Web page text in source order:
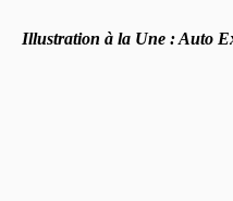
Illustration à la Une : Auto